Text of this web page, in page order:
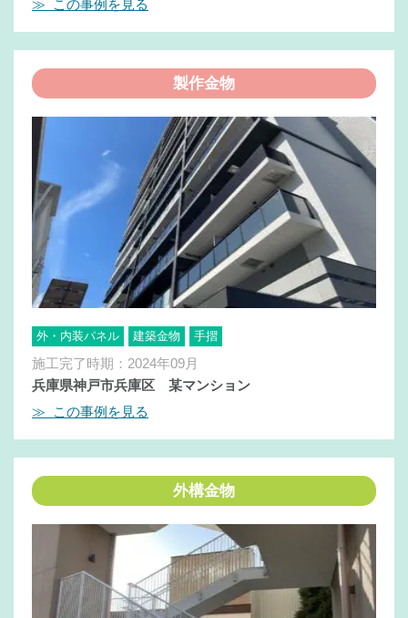
≫ この事例を見る
製作金物
外・内装パネル 建築金物 手摺
施工完了時期：2024年09月
兵庫県神戸市兵庫区 某マンション
≫ この事例を見る
外構金物